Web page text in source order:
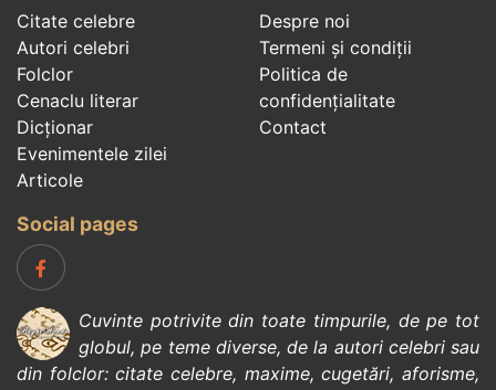
Citate celebre
Autori celebri
Folclor
Cenaclu literar
Dicționar
Evenimentele zilei
Articole
Despre noi
Termeni și condiții
Politica de
confidenţialitate
Contact
Social pages
Cuvinte potrivite din toate timpurile, de pe tot
globul, pe teme diverse, de la autori celebrisau
din folclor:citate celebre, maxime,cugetări,aforisme,